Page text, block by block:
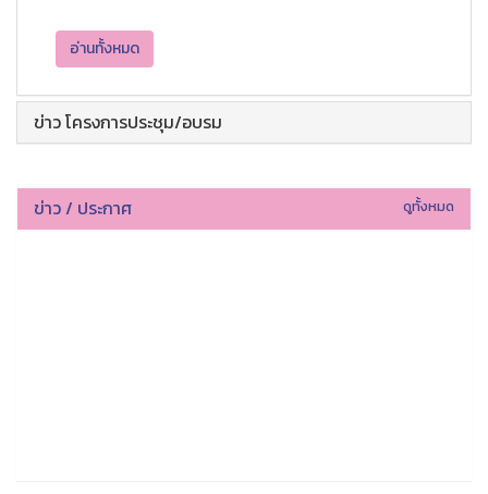
อ่านทั้งหมด
ข่าว โครงการประชุม/อบรม
ข่าว / ประกาศ ดูทั้งหมด